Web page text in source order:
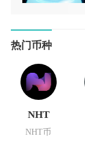
热门币种
NHT
NHT币